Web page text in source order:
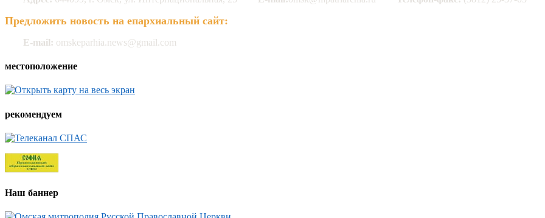
Предложить новость на епархиальный сайт:
E-mail: omskeparhia.news@gmail.com
местоположение
рекомендуем
Наш баннер